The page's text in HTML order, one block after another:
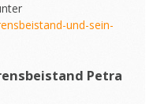
und-sein-
Petra